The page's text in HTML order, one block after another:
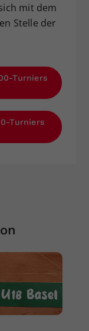
mit dem
Stelle der
Turniers
Turniers